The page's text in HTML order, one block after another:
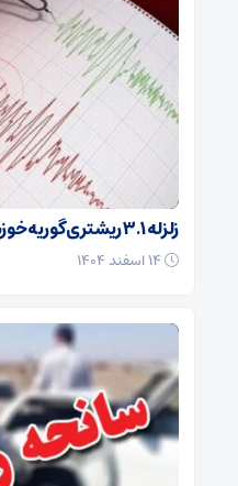
زلزله ۳.۱ ریشتری گوریه خوزستان را لرزاند